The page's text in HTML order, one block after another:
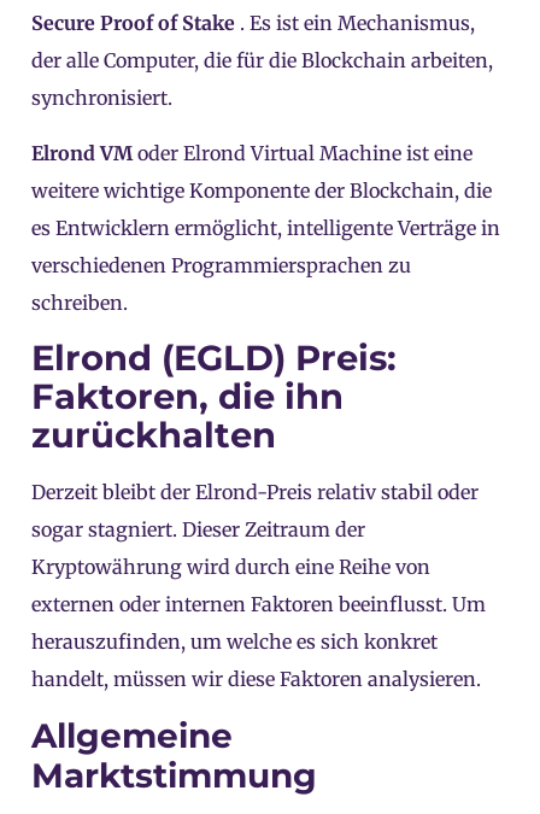
Secure Proof of Stake . Es ist ein Mechanismus,
der alle Computer, die für die Blockchain arbeiten,
synchronisiert.
Elrond VM oder Elrond Virtual Machine ist eine
weitere wichtige Komponente der Blockchain, die
es Entwicklern ermöglicht, intelligente Verträge in
verschiedenen Programmiersprachen zu
schreiben.
Elrond (EGLD) Preis:
Faktoren, die ihn
zurückhalten
Derzeit bleibt der Elrond-Preis relativ stabil oder
sogar stagniert. Dieser Zeitraum der
Kryptowährung wird durch eine Reihe von
externen oder internen Faktoren beeinflusst. Um
herauszufinden, um welche es sich konkret
handelt, müssen wir diese Faktoren analysieren.
Allgemeine
Marktstimmung